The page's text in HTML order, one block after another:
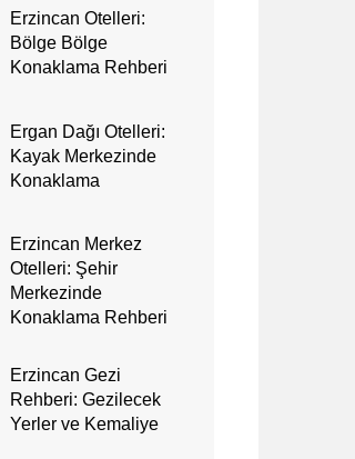
Erzincan Otelleri:
Bölge Bölge
Konaklama Rehberi
Ergan Dağı Otelleri:
Kayak Merkezinde
Konaklama
Erzincan Merkez
Otelleri: Şehir
Merkezinde
Konaklama Rehberi
Erzincan Gezi
Rehberi: Gezilecek
Yerler ve Kemaliye